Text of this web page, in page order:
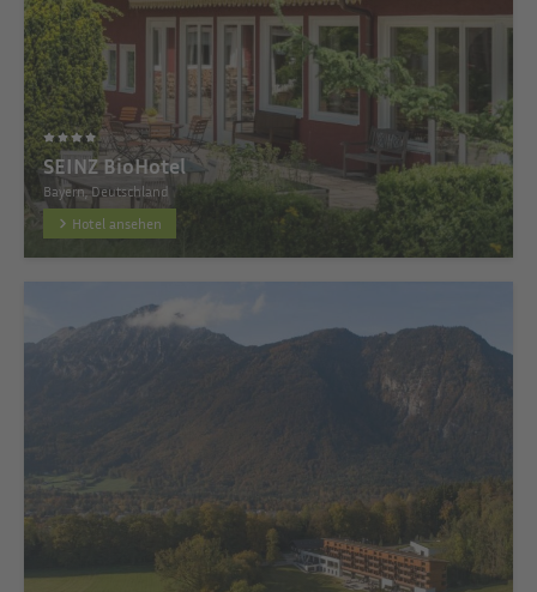
SEINZ BioHotel
Bayern, Deutschland
Hotel ansehen